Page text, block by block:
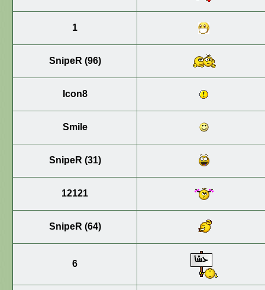
1
SnipeR (96)
Icon8
Smile
SnipeR (31)
12121
SnipeR (64)
6